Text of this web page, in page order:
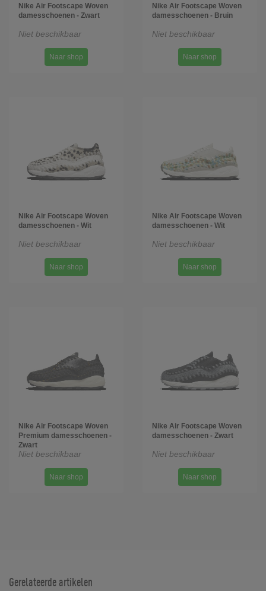
Nike Air Footscape Woven
damesschoenen - Zwart
Niet beschikbaar
Naar shop
Nike Air Footscape Woven
damesschoenen - Bruin
Niet beschikbaar
Naar shop
Nike Air Footscape Woven
damesschoenen - Wit
Niet beschikbaar
Naar shop
Nike Air Footscape Woven
damesschoenen - Wit
Niet beschikbaar
Naar shop
Nike Air Footscape Woven
Premium damesschoenen -
Zwart
Niet beschikbaar
Naar shop
Nike Air Footscape Woven
damesschoenen - Zwart
Niet beschikbaar
Naar shop
Gerelateerde artikelen